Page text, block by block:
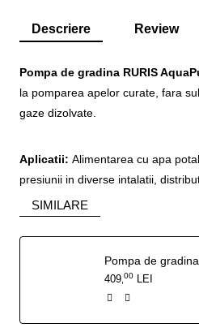
Descriere Review
Pompa de gradina RURIS
la pomparea apelor curate, fara
gaze dizolvate.
Aplicatii: Alimentarea cu apa
presiunii in diverse intalatii,
SIMILARE
409 00 LEI